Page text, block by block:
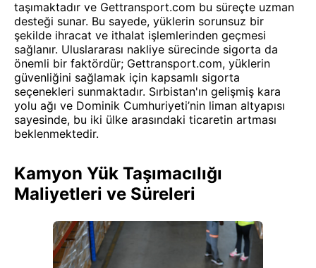
taşımaktadır ve Gettransport.com bu süreçte uzman
desteği sunar. Bu sayede, yüklerin sorunsuz bir
şekilde ihracat ve ithalat işlemlerinden geçmesi
sağlanır. Uluslararası nakliye sürecinde sigorta da
önemli bir faktördür; Gettransport.com, yüklerin
güvenliğini sağlamak için kapsamlı sigorta
seçenekleri sunmaktadır. Sırbistan'ın gelişmiş kara
yolu ağı ve Dominik Cumhuriyeti’nin liman altyapısı
sayesinde, bu iki ülke arasındaki ticaretin artması
beklenmektedir.
Kamyon Yük Taşımacılığı
Maliyetleri ve Süreleri